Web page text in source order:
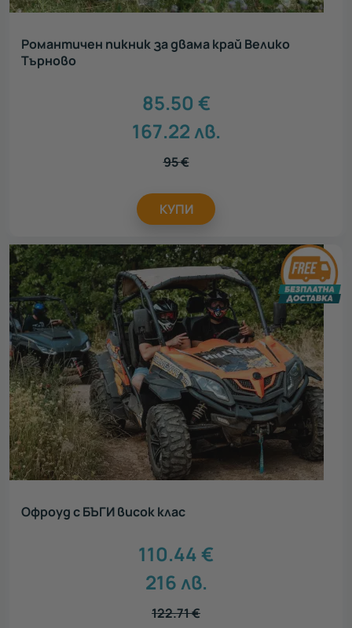
Романтичен пикник за двама край Велико
Търново
85.50 €
167.22лв.
95€
КУПИ
Офроуд с БЪГИ висок клас
110.44€
216лв.
122.71€